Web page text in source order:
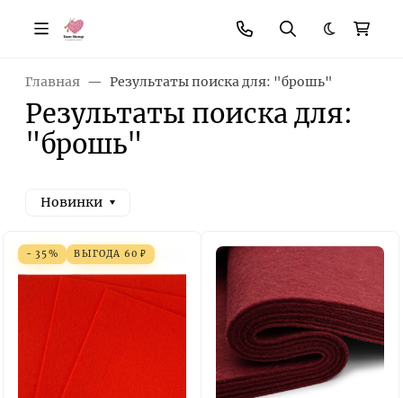
Темная
Главная Результаты поиска для: "брошь"
Результаты поиска для:
"брошь"
Новинки
- 35% ВЫГОДА 60 ₽